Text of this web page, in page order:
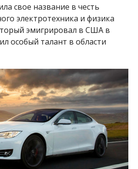
свое название в честь
электротехника и физика
эмигрировал в США в
особый талант в области